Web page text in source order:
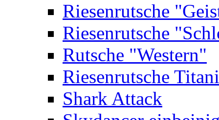
Riesenrutsche
Riesenrutsche
Rutsche "Western"
Riesenrutsche
Shark Attack